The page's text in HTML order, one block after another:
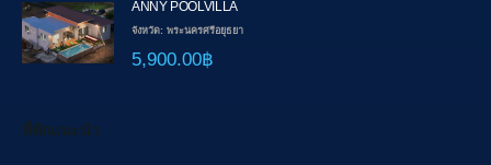
ANNY POOLVILLA
จังหวัด: พระนครศรีอยุธยา
5,900.00฿
ที่พักแนะนำ